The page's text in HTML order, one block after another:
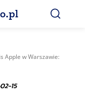
Apple w Warszawie:
15